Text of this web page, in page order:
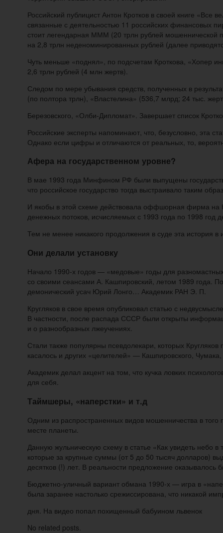
Российский публицист Антон Кротков в своей книге
связанные с деятельностью 11 российских финансовых
стоит легендарная МММ (20 трлн рублей мошеннической
на 2,8 трлн неденоминированных рублей (далее
Чуть меньше «поднял», по подсчетам Кроткова, «Хопер
2,6 трлн рублей (4 млн жертв).
Следом по мере убывания средств, полученных в
(по полтора трлн), «Властелина» (536,7 млрд; 24 тыс.
Березовского, «Олби-Дипломат». Завершает список
Российские эксперты напоминают, что, безусловно, эта
Однако если цифры и отличаются от реальных, то,
Афера на государственном уровне?
В мае 1993 года Минфином РФ были выпущены
что российское государство тогда выстраивало таким
И якобы в этой схеме действовала оффшорная фирма на
денежных потоков, исчисляемых с 1993 года по 1998
Тем не менее никакого продолжения в суде эта история в
Они делали установку
Начало 1990-х годов — «медовые» годы для
со своими сеансами А. Кашпировский, летом 1989 года.
демонический усач Юрий Лонго… Академик РАН Э. П.
Кругляков в свое время опубликовал статью с
В частности, после распада СССР были открыты
и о разнообразных лжеучениях.
Стали также популярны псевдолекари, которых
касалось и других «целителей» — Кашпировского,
Академик делал акцент на том, что кучка ловких
для себя.
Таймшеры, «наперстки» и т.д
Одним из распространенных видов мошенничества в
месте планеты.
Данную жульническую схему в статье «Как увидеть небо
которые за крупные суммы (от 5 до 50 тысяч долларов)
десятков (!) лет. В реальности предложение оказывалось
Бюджетно-уличный вариант обмана 1990-х — игра в
была заранее настолько срежиссирована, что никакой
дня. На видео попал похищенный бабуином львенок
No related posts.